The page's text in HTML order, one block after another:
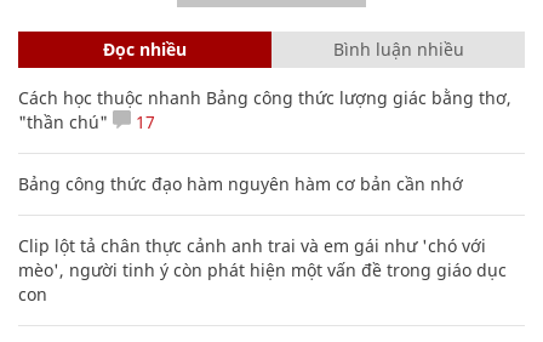
Đọc nhiều Bình luận nhiều
Cách học thuộc nhanh Bảng công thức lượng giác bằng thơ,
"thần chú"
17
Bảng công thức đạo hàm nguyên hàm cơ bản cần nhớ
Clip lột tả chân thực cảnh anh trai và em gái như 'chó với
mèo', người tinh ý còn phát hiện một vấn đề trong giáo dục
con